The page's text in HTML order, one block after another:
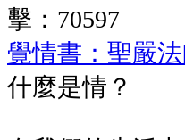
擊： 70597
覺情書：聖嚴
什麼是情？